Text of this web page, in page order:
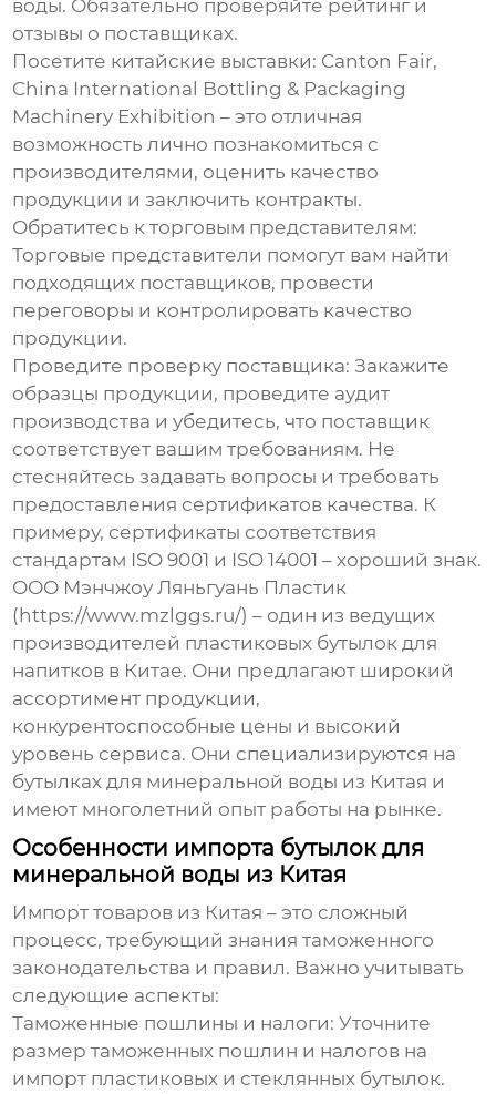
воды. Обязательно проверяйте рейтинг и
отзывы о поставщиках.
Посетите китайские выставки: Canton Fair,
China International Bottling & Packaging
Machinery Exhibition – это отличная
возможность лично познакомиться с
производителями, оценить качество
продукции и заключить контракты.
Обратитесь к торговым представителям:
Торговые представители помогут вам найти
подходящих поставщиков, провести
переговоры и контролировать качество
продукции.
Проведите проверку поставщика: Закажите
образцы продукции, проведите аудит
производства и убедитесь, что поставщик
соответствует вашим требованиям. Не
стесняйтесь задавать вопросы и требовать
предоставления сертификатов качества. К
примеру, сертификаты соответствия
стандартам ISO 9001 и ISO 14001 – хороший знак.
ООО Мэнчжоу Ляньгуань Пластик
(https://www.mzlggs.ru/) – один из ведущих
производителей пластиковых бутылок для
напитков в Китае. Они предлагают широкий
ассортимент продукции,
конкурентоспособные цены и высокий
уровень сервиса. Они специализируются на
бутылках для минеральной воды из Китая и
имеют многолетний опыт работы на рынке.
Особенности импорта бутылок для
минеральной воды из Китая
Импорт товаров из Китая – это сложный
процесс, требующий знания таможенного
законодательства и правил. Важно учитывать
следующие аспекты:
Таможенные пошлины и налоги: Уточните
размер таможенных пошлин и налогов на
импорт пластиковых и стеклянных бутылок.